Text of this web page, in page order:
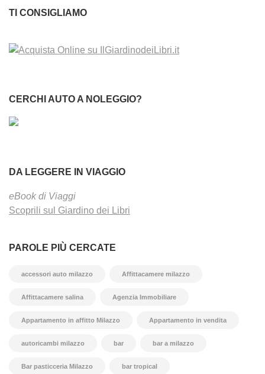
TI CONSIGLIAMO
CERCHI AUTO A NOLEGGIO?
DA LEGGERE IN VIAGGIO
eBook di Viaggi
Scoprili sul Giardino dei Libri
PAROLE PIÙ CERCATE
accessori auto milazzo Affittacamere milazzo
Affittacamere salina Agenzia Immobiliare
Appartamento in affitto Milazzo Appartamento in vendita
autoricambi milazzo bar bar a milazzo
Bar pasticceria Milazzo bar tropical